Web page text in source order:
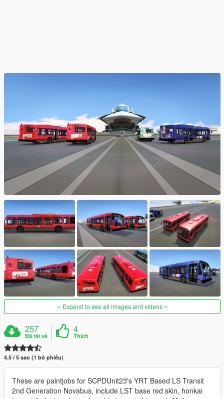
Expand to see all images and videos
257
Đã tải về
4
Thích
4.5 / 5 sao (1 bỏ phiếu)
These are paintjobs for SCPDUnit23's YRT Based LS Transit
2nd Generation Novabus, include LST base red skin, honkai